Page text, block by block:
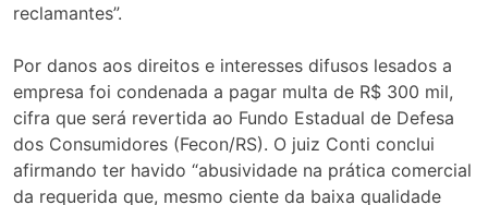
reclamantes”.
Por danos aos direitos e interesses difusos lesados a
empresa foi condenada a pagar multa de R$ 300 mil,
cifra que será revertida ao Fundo Estadual de Defesa
dos Consumidores (Fecon/RS). O juiz Conti conclui
afirmando ter havido “abusividade na prática comercial
da requerida que, mesmo ciente da baixa qualidade